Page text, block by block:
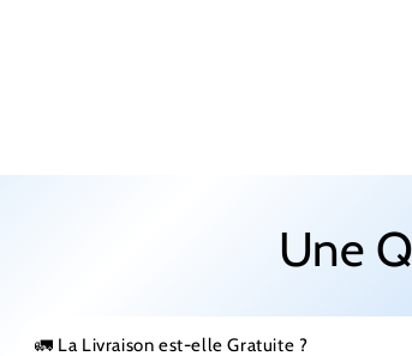
Une
🚛 La Livraison est-elle Gratuite ?